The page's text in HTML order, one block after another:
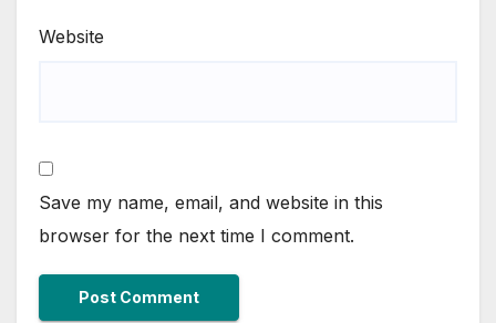
Website
Save my name, email, and website in this
browser for the next time I comment.